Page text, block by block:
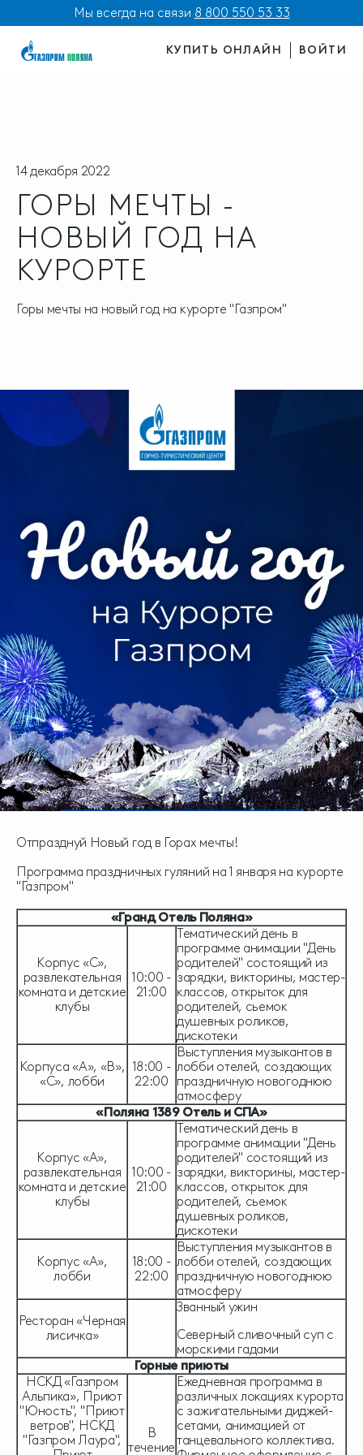
Мы всегда на связи 8 800 550 53 33
КУПИТЬ ОНЛАЙН ВОЙТИ
14 декабря 2022
ГОРЫ МЕЧТЫ -
НОВЫЙ ГОД НА
КУРОРТЕ
Горы мечты на новый год на курорте "Газпром"
Отпразднуй Новый год в Горах мечты!
Программа праздничных гуляний на 1 января на курорте
"Газпром"
«Гранд Отель Поляна»
Корпус «С»,
развлекательная
комната и детские
клубы
10:00 -
21:00
Тематический день в
программе анимации "День
родителей" состоящий из
зарядки, викторины, мастер-
классов, открыток для
родителей, сьемок
душевных роликов,
дискотеки
Корпуса «А», «В»,
«С», лобби
18:00 -
22:00
Выступления музыкантов в
лобби отелей, создающих
праздничную новогоднюю
атмосферу
«Поляна 1389 Отель и СПА»
Корпус «А»,
развлекательная
комната и детские
клубы
10:00 -
21:00
Тематический день в
программе анимации "День
родителей" состоящий из
зарядки, викторины, мастер-
классов, открыток для
родителей, сьемок
душевных роликов,
дискотеки
Корпус «А»,
лобби
18:00 -
22:00
Выступления музыкантов в
лобби отелей, создающих
праздничную новогоднюю
атмосферу
Ресторан «Черная
лисичка»
Званный ужин
Северный сливочный суп с
морскими гадами
Горные приюты
НСКД «Газпром
Альпика», Приют
"Юность", "Приют
ветров", НСКД
"Газпром Лаура",
В
течение
Ежедневная программа в
различных локациях курорта
с зажигательными диджей-
сетами, анимацией от
танцевального коллектива.